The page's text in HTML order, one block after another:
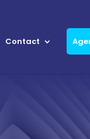
Contact